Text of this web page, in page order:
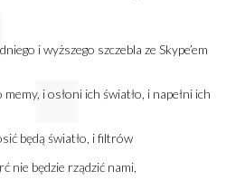
i wyższego szczebla ze Skype’em
i osłoni ich światło, i napełni ich
będą światło, i filtrów
nie będzie rządzić nami,